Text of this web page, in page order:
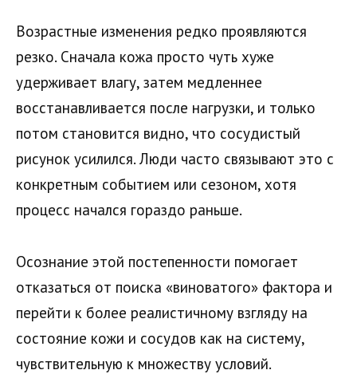
Возрастные изменения редко проявляются
резко. Сначала кожа просто чуть хуже
удерживает влагу, затем медленнее
восстанавливается после нагрузки, и только
потом становится видно, что сосудистый
рисунок усилился. Люди часто связывают это с
конкретным событием или сезоном, хотя
процесс начался гораздо раньше.
Осознание этой постепенности помогает
отказаться от поиска «виноватого» фактора и
перейти к более реалистичному взгляду на
состояние кожи и сосудов как на систему,
чувствительную к множеству условий.